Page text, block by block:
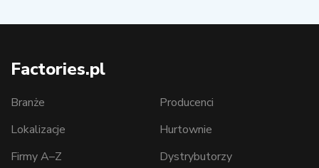
Factories.pl
Branże
Lokalizacje
Firmy A–Z
Producenci
Hurtownie
Dystrybutorzy